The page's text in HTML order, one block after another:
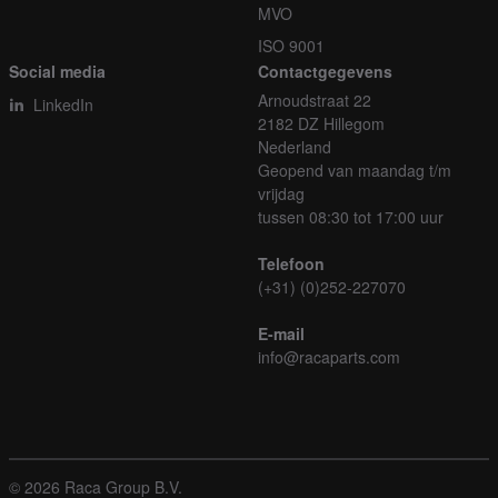
MVO
ISO 9001
Social media
LinkedIn
Contactgegevens
Arnoudstraat 22
2182 DZ Hillegom
Nederland
Geopend van maandag t/m
vrijdag
tussen 08:30 tot 17:00 uur
Telefoon
(+31) (0)252-227070
E-mail
info@racaparts.com
© 2026 Raca Group B.V.